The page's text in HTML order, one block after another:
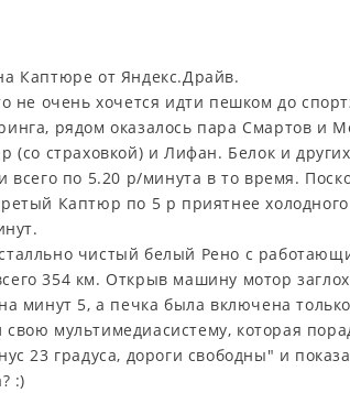
Каптюре от Яндекс.Драйв.
не очень хочется идти пешком до
рядом оказалось пара Смартов и
(со страховкой) и Лифан. Белок и
всего по 5.20 р/минута в то время.
Каптюр по 5 р приятнее
чистый белый Рено с
354 км. Открыв машину мотор
минут 5, а печка была включена
мультимедиасистему, которая
23 градуса, дороги свободны" и
:)